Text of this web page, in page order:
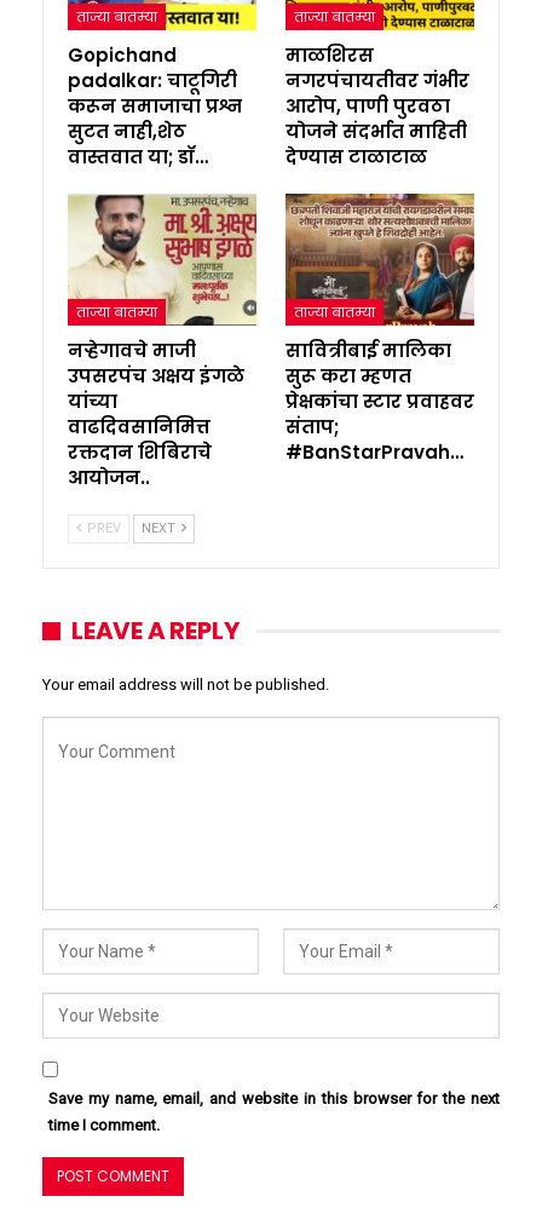
ताज्या बातम्या
Gopichand
padalkar: चाटूगिरी
करून समाजाचा प्रश्न
सुटत नाही,शेठ
वास्तवात या; डॉ…
ताज्या बातम्या
माळशिरस
नगरपंचायतीवर गंभीर
आरोप, पाणी पुरवठा
योजने संदर्भात माहिती
देण्यास टाळाटाळ
ताज्या बातम्या
नऱ्हेगावचे माजी
उपसरपंच अक्षय इंगळे
यांच्या
वाढदिवसानिमित्त
रक्तदान शिबिराचे
आयोजन..
ताज्या बातम्या
सावित्रीबाई मालिका
सुरू करा म्हणत
प्रेक्षकांचा स्टार प्रवाहवर
संताप;
#BanStarPravah…
PREV NEXT
LEAVE A REPLY
Your email address will not be published.
Save my name, email, and website in this browser for the next
time I comment.